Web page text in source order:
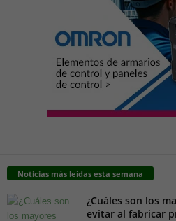
Noticias más leídas esta semana
¿Cuáles son los
evitar al fabricar